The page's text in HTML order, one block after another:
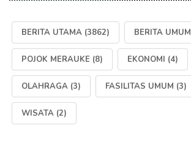
BERITA UTAMA (3862) BERITA UMUM
POJOK MERAUKE (8) EKONOMI (4)
OLAHRAGA (3) FASILITAS UMUM (3)
WISATA (2)